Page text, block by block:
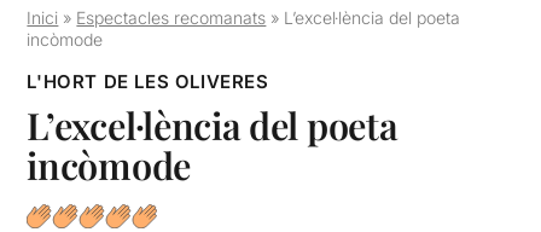
Inici » Espectacles recomanats » L’excel·lència del poeta
incòmode
L'HORT DE LES OLIVERES
L’excel·lència del poeta
incòmode